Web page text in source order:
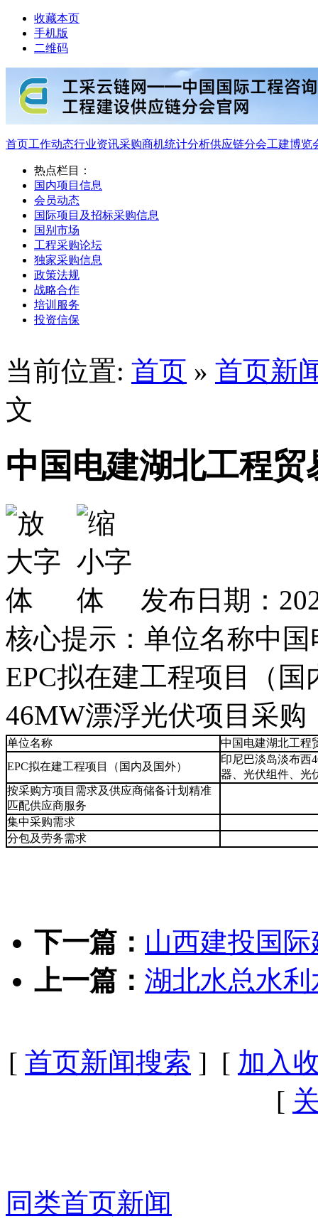
收藏本页
手机版
二维码
首页工作动态行业资讯采购商机统计分析供应链分会工建博览
热点栏目：
国内项目信息
会员动态
国际项目及招标采购信息
国别市场
工程采购论坛
独家采购信息
政策法规
战略合作
培训服务
投资信保
当前位置: 首页 » 首页新
文
中国电建湖北工程贸
发布日期：
核心提示：单位名称中
EPC拟在建工程项目（
46MW漂浮光伏项目采购
单位名称
中国电建湖北工程
EPC拟在建工程项目（国内及国外）
印尼巴淡岛淡布西
器、光伏组件、光
按采购方项目需求及供应商储备计划精准
匹配供应商服务
集中采购需求
分包及劳务需求
下一篇： 山西建投国
上一篇： 湖北水总水
[ 首页新闻搜索 ] [ 加入
[
同类首页新闻